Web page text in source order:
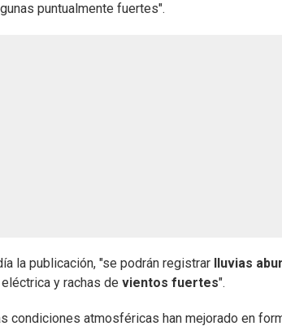
puntualmente fuertes".
la publicación, "se podrán registrar lluvias
y rachas de vientos fuertes".
condiciones atmosféricas han mejorado en